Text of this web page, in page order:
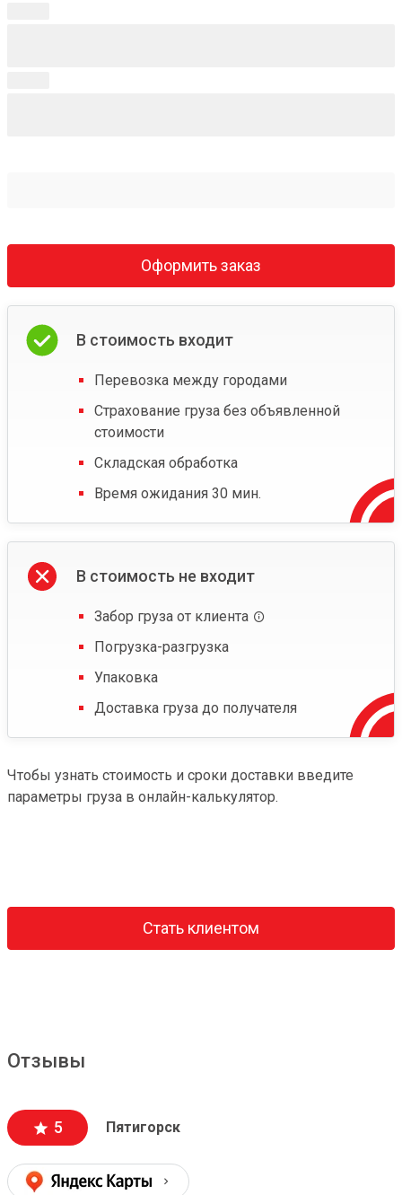
Оформить заказ
В стоимость входит
Перевозка между городами
Страхование груза без объявленной
стоимости
Складская обработка
Время ожидания 30 мин.
В стоимость не входит
Забор груза от клиента
Погрузка-разгрузка
Упаковка
Доставка груза до получателя
Чтобы узнать стоимость и сроки доставки введите
параметры груза в онлайн-калькулятор.
Стать клиентом
Отзывы
5 Пятигорск